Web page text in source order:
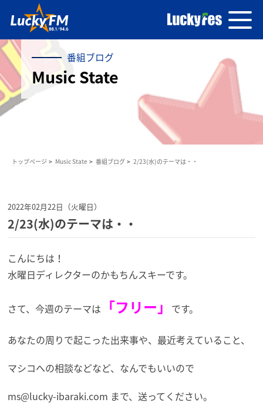
番組ブログ
Music State
トップページ Music State 番組ブログ 2/23(水)のテーマは・・
2022年02月22日（火曜日）
2/23(水)のテーマは・・
こんにちは！
水曜日ディレクターのかもちんスキーです。
さて、今週のテーマは 「フリー」 です。
あなたの周りで起こった出来事や、最近考えていること、
マシコへの相談などなど、なんでもいいので
ms@lucky-ibaraki.com まで、送ってください。